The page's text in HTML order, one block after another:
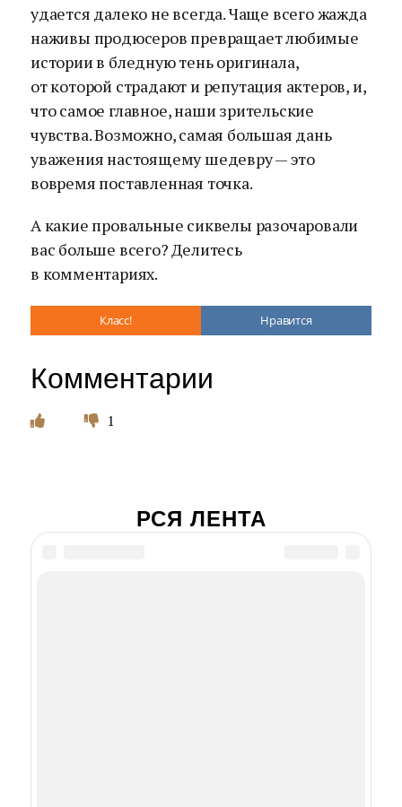
удается далеко не всегда. Чаще всего жажда
наживы продюсеров превращает любимые
истории в бледную тень оригинала,
от которой страдают и репутация актеров, и,
что самое главное, наши зрительские
чувства. Возможно, самая большая дань
уважения настоящему шедевру — это
вовремя поставленная точка.
А какие провальные сиквелы разочаровали
вас больше всего? Делитесь
в комментариях.
Класс! Нравится
Комментарии
1
РСЯ ЛЕНТА